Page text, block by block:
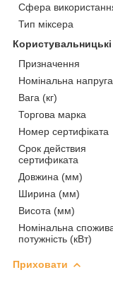
Сфера
Тип міксера
Призначення
Номінальна напруга
Вага (кг)
Торгова марка
Номер сертифіката
Срок действия
сертификата
Довжина (мм)
Ширина (мм)
Висота (мм)
Номінальна
потужність (кВт)
Приховати